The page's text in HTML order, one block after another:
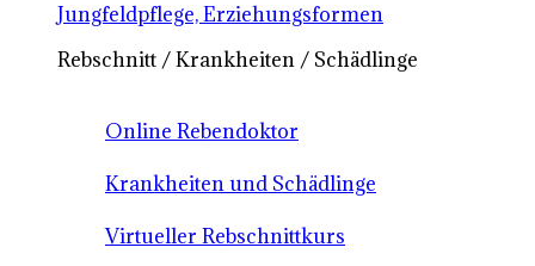
Jungfeldpflege, Erziehungsformen
Rebschnitt / Krankheiten / Schädlinge
Online Rebendoktor
Krankheiten und Schädlinge
Virtueller Rebschnittkurs